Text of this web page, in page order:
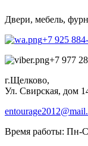
Двери, мебель,
+7 925
+7 977
г.Щелково,
Ул. Свирская, дом
Время работы: Пн-